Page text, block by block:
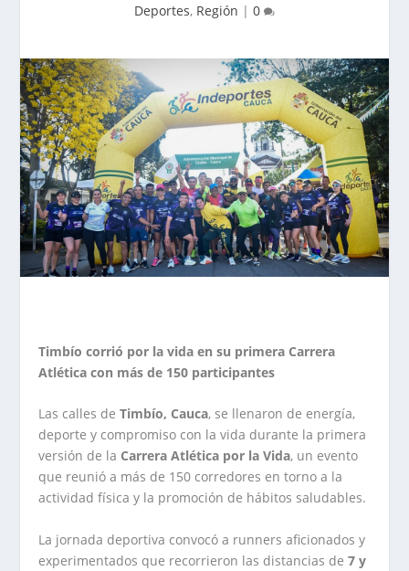
Deportes, Región | 0
Timbío corrió por la vida en su primera Carrera
Atlética con más de 150 participantes
Las calles deTimbío, Cauca, se llenaron de energía,
deporte y compromiso con la vida durante la primera
versión de la Carrera Atlética por la Vida, un evento
que reunió a más de 150 corredores en torno a la
actividad física y la promoción de hábitos saludables.
La jornada deportiva convocó a runners aficionados y
experimentados que recorrieron las distancias de7 y